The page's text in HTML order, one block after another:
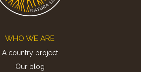
WHO WE ARE
A country project
Our blog